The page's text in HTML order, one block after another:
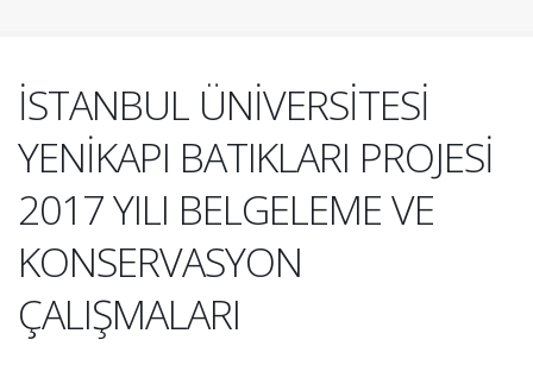
İSTANBUL ÜNİVERSİTESİ
YENİKAPI BATIKLARI PROJESİ
2017 YILI BELGELEME VE
KONSERVASYON
ÇALIŞMALARI